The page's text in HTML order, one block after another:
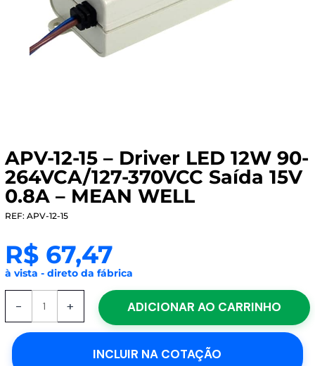
APV-12-15 – Driver LED 12W 90-
264VCA/127-370VCC Saída 15V
0.8A – MEAN WELL
REF: APV-12-15
R$67,47
à vista - direto da fábrica
-
Driver
+ ADICIONAR AO CARRINHO
INCLUIR NA COTAÇÃO